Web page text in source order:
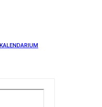
KALENDARIUM